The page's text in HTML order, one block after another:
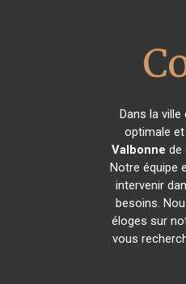
Dans la ville
optimale
Valbonne de
Notre équipe
intervenir
besoins.
éloges sur
vous